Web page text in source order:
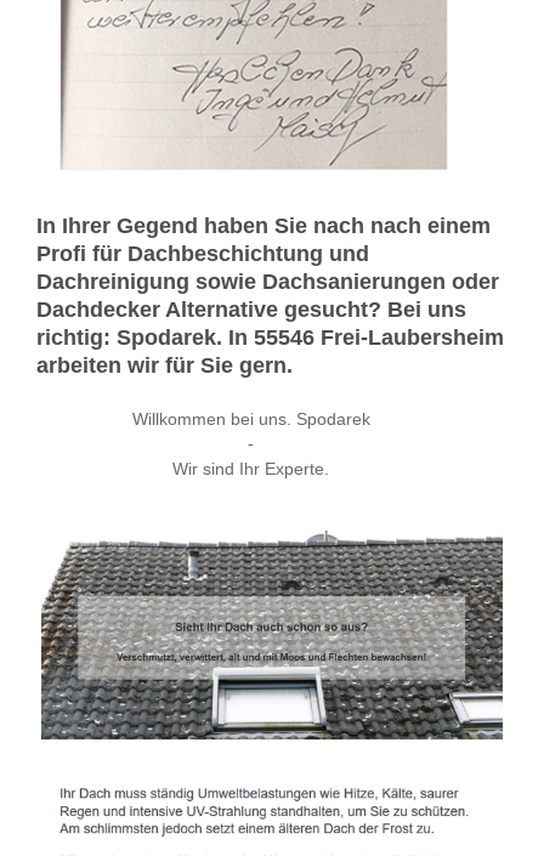
In Ihrer Gegend haben Sie nach nach einem
Profi für Dachbeschichtung und
Dachreinigung sowie Dachsanierungen oder
Dachdecker Alternative gesucht? Bei uns
richtig: Spodarek. In 55546 Frei-Laubersheim
arbeiten wir für Sie gern.
Willkommen bei uns. Spodarek
-
Wir sind Ihr Experte.